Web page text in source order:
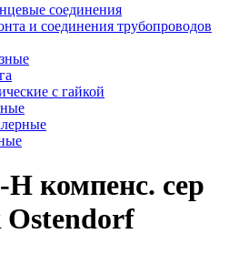
соединения
и соединения трубопроводов
с гайкой
компенс. сер
Ostendorf